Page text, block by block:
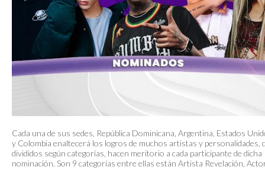
Cada una de sus sedes, República Dominicana, Argentina, Estados
y Colombia enaltecerá los logros de muchos artistas y personalidades,
divididos según categorías, hacen meritorio a cada participante de dicha
nominación. Son 9 categorías entre ellas están Artista Revelación,